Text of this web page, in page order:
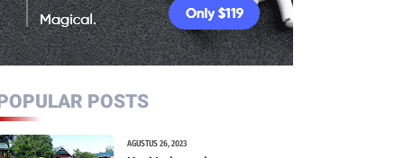
POSTS
AGUSTUS 26, 2023